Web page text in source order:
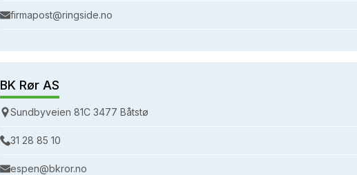
firmapost@ringside.no
BK Rør AS
Sundbyveien 81C 3477 Båtstø
31 28 85 10
espen@bkror.no